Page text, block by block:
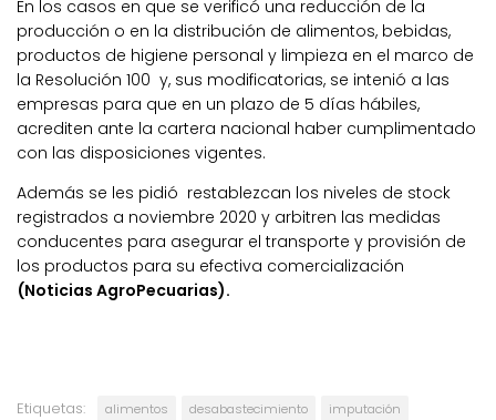
En los casos en que se verificó una reducción de la
producción o en la distribución de alimentos, bebidas,
productos de higiene personal y limpieza en el marco de
la Resolución 100 y, sus modificatorias, se intenió a las
empresas para que en un plazo de 5 días hábiles,
acrediten ante la cartera nacional haber cumplimentado
con las disposiciones vigentes.
Además se les pidió restablezcan los niveles de stock
registrados a noviembre 2020 y arbitren las medidas
conducentes para asegurar el transporte y provisión de
los productos para su efectiva comercialización
(Noticias AgroPecuarias).
Etiquetas: alimentos desabastecimiento imputación